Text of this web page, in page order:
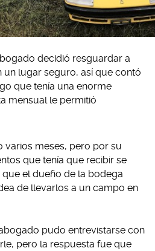
decidió resguardar a
un lugar seguro, así que contó
que tenía una enorme
mensual le permitió
varios meses, pero por su
que tenía que recibir se
el dueño de la bodega
de llevarlos a un campo en
pudo entrevistarse con
pero la respuesta fue que